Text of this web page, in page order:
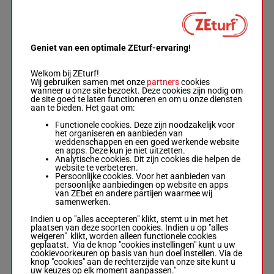
Bil.-Ellison B.
Box: 5 -R/6 -
58.5 kg
1p 2p 8p (23)
10p 10p 23p
14p 13p 14p
R/6 58.5
kg
(23) 10p
10p 23p
20p 14p
11p 14p
13p 14p
5
HIGHER LAW
Edmunds L.-K
R/4 -
4p 5p 4p 2p 5p
3p (23) 8p 3p
R/4 58 kg
4p 11p 2p
6p 4p 5p
4p 2p 5p 2
YAAHOBBY
Geniet van een optimale ZEturf-ervaring!
Welkom bij ZEturf!
Wij gebruiken samen met onze partnerscookies
wanneer u onze site bezoekt. Deze cookies zijn nodig om
de site goed te laten functioneren en om u onze diensten
aan te bieden. Het gaat om:
Functionele cookies. Deze zijn noodzakelijk voor
het organiseren en aanbieden van
weddenschappen en een goed werkende website
en apps. Deze kun je niet uitzetten.
Analytische cookies. Dit zijn cookies die helpen de
website te verbeteren.
Persoonlijke cookies. Voor het aanbieden van
persoonlijke aanbiedingen op website en apps
van ZEbet en andere partijen waarmee wij
samenwerken.
Indien u op "alles accepteren" klikt, stemt u in met het
plaatsen van deze soorten cookies. Indien u op "alles
weigeren" klikt, worden alleen functionele cookies
geplaatst. Via de knop "cookies instellingen" kunt u uw
cookievoorkeuren op basis van hun doel instellen. Via de
knop "cookies" aan de rechterzijde van onze site kunt u
uw keuzes op elk moment aanpassen."